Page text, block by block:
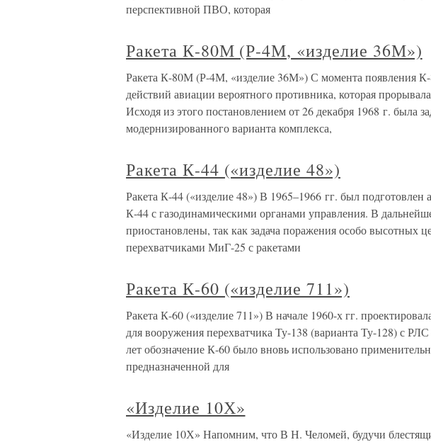
перспективной ПВО, которая
Ракета К-80М (Р-4М, «изделие 36М»)
Ракета К-80М (Р-4М, «изделие 36М») С момента появления К-
действий авиации вероятного противника, которая
Исходя из этого постановлением от 26 декабря 1968 г. была
модернизированного варианта комплекса,
Ракета К-44 («изделие 48»)
Ракета К-44 («изделие 48») В 1965–1966 гг. был подготовлен
К-44 с газодинамическими органами управления. В
приостановлены, так как задача поражения особо высотных
перехватчиками МиГ-25 с ракетами
Ракета К-60 («изделие 711»)
Ракета К-60 («изделие 711») В начале 1960-х гг.
для вооружения перехватчика Ту-138 (варианта Ту-128) с
лет обозначение К-60 было вновь использовано
предназначенной для
«Изделие 10Х»
«Изделие 10Х» Напомним, что В Н. Челомей, будучи